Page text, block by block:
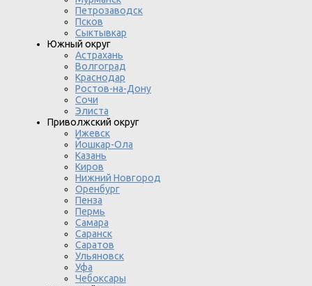
Петрозаводск
Псков
Сыктывкар
Южный округ
Астрахань
Волгоград
Краснодар
Ростов-на-Дону
Сочи
Элиста
Приволжский округ
Ижевск
Йошкар-Ола
Казань
Киров
Нижний Новгород
Оренбург
Пенза
Пермь
Самара
Саранск
Саратов
Ульяновск
Уфа
Чебоксары